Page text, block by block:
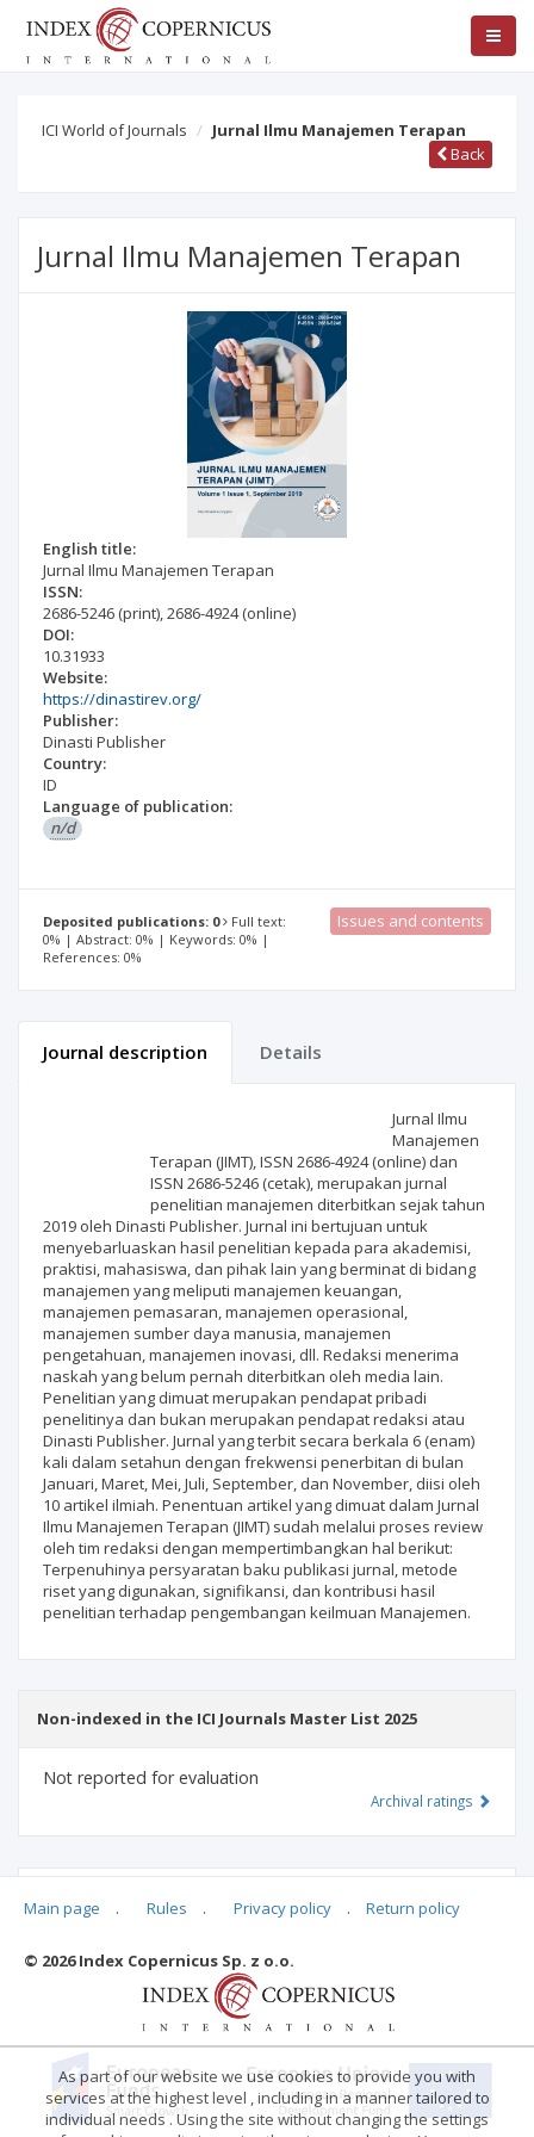
ICI World of Journals
Jurnal Ilmu Manajemen Terapan
Back
Jurnal Ilmu Manajemen Terapan
English title:
Jurnal Ilmu Manajemen Terapan
ISSN:
2686-5246 (print),2686-4924(online)
DOI:
10.31933
Website:
https://dinastirev.org/
Publisher:
Dinasti Publisher
Country:
ID
Language of publication:
n/d
Deposited publications: 0
Full text:
0% | Abstract: 0% | Keywords: 0% |
References: 0%
Issues and contents
Journal description Details
Jurnal Ilmu
Manajemen
Terapan (JIMT), ISSN 2686-4924 (online) dan
ISSN 2686-5246 (cetak), merupakan jurnal
penelitian manajemen diterbitkan sejak tahun
2019 oleh Dinasti Publisher. Jurnal ini bertujuan untuk
menyebarluaskan hasil penelitian kepada para akademisi,
praktisi, mahasiswa, dan pihak lain yang berminat di bidang
manajemen yang meliputi manajemen keuangan,
manajemen pemasaran, manajemen operasional,
manajemen sumber daya manusia, manajemen
pengetahuan, manajemen inovasi, dll. Redaksi menerima
naskah yang belum pernah diterbitkan oleh media lain.
Penelitian yang dimuat merupakan pendapat pribadi
penelitinya dan bukan merupakan pendapat redaksi atau
Dinasti Publisher. Jurnal yang terbit secara berkala 6 (enam)
kali dalam setahun dengan frekwensi penerbitan di bulan
Januari, Maret, Mei, Juli, September, dan November, diisi oleh
10 artikel ilmiah. Penentuan artikel yang dimuat dalam Jurnal
Ilmu Manajemen Terapan (JIMT) sudah melalui proses review
oleh tim redaksi dengan mempertimbangkan hal berikut:
Terpenuhinya persyaratan baku publikasi jurnal, metode
riset yang digunakan, signifikansi, dan kontribusi hasil
penelitian terhadap pengembangan keilmuan Manajemen.
Non-indexed in the ICI Journals Master List 2025
Not reported for evaluation
Archival ratings
Main page . Rules . Privacy policy . Return policy
© 2026 Index Copernicus Sp. z o.o.
As part of our website we use cookies to provide you with
services at the highest level , including in a manner tailored to
individual needs . Using the site without changing the settings